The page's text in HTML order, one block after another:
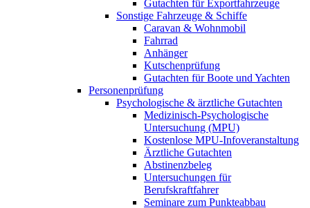
Gutachten für Exportfahrzeuge
Sonstige Fahrzeuge & Schiffe
Caravan & Wohnmobil
Fahrrad
Anhänger
Kutschenprüfung
Gutachten für Boote und Yachten
Personenprüfung
Psychologische & ärztliche Gutachten
Medizinisch-Psychologische
Untersuchung (MPU)
Kostenlose MPU-Infoveranstaltung
Ärztliche Gutachten
Abstinenzbeleg
Untersuchungen für
Berufskraftfahrer
Seminare zum Punkteabbau